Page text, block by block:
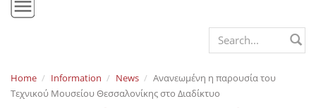
Mission & Vision
Policies
Search form
Home Information News
Ανανεωμένη η παρουσία του
Τεχνικού Μουσείου Θεσσαλονίκης στο Διαδίκτυο